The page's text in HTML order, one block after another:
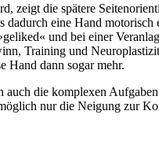
zeigt die spätere
dadurch eine Hand
und bei einer
Training und
Hand dann sogar mehr.
auch die komplexen
nur die Neigung zur